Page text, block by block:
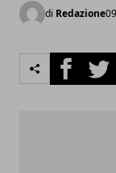
di Redazione
Facebook